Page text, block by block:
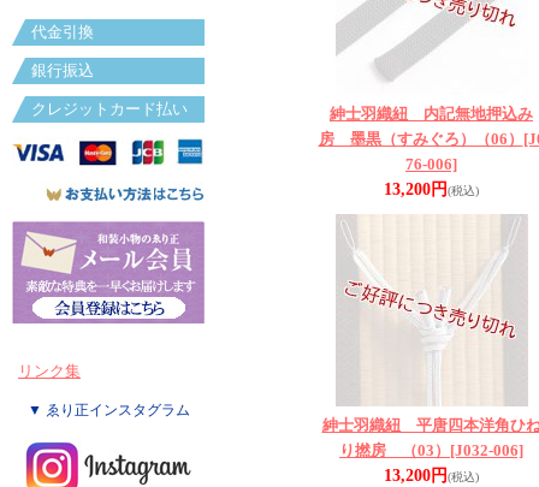
代金引換
銀行振込
クレジットカード払い
リンク集
▼ ゑり正インスタグラム
紳士羽織紐 内記無地押込み
房 墨黒（すみぐろ）（06）
76-006]
13,200円(税込)
紳士羽織紐 平唐四本洋角ひ
り撚房 （03） [J032-006]
13,200円(税込)